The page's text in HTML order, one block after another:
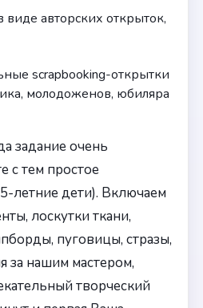
виде авторских открыток,
scrapbooking-открытки
молодоженов, юбиляра
задание очень
с тем простое
летние дети). Включаем
лоскутки ткани,
пуговицы, стразы,
за нашим мастером,
творческий